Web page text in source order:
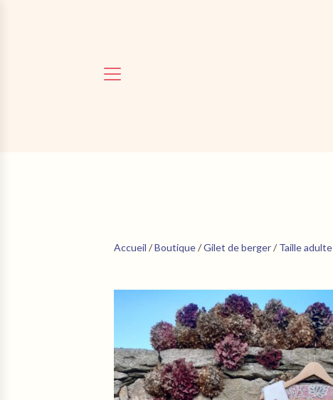
Accueil /Boutique/Gilet de berger/ Taille adulte